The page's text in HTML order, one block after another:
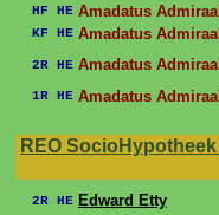
HF HE Amadatus Admiraal
KF HE Amadatus Admiraal
2R HE Amadatus Admiraal
1R HE Amadatus Admiraal
REO
2R HE Edward Etty